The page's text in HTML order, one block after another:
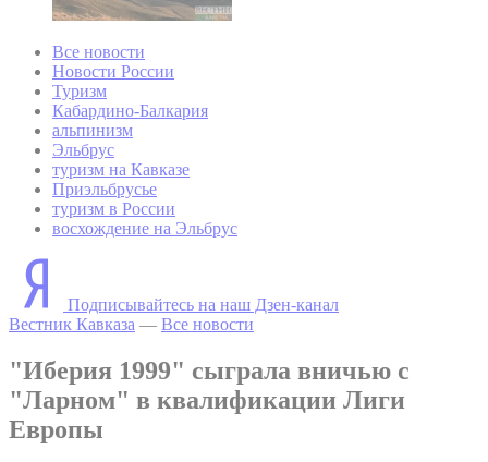
Все новости
Новости России
Туризм
Кабардино-Балкария
альпинизм
Эльбрус
туризм на Кавказе
Приэльбрусье
туризм в России
восхождение на Эльбрус
Подписывайтесь на наш Дзен-канал
Вестник Кавказа — Все новости
"Иберия 1999" сыграла вничью с
"Ларном" в квалификации Лиги
Европы